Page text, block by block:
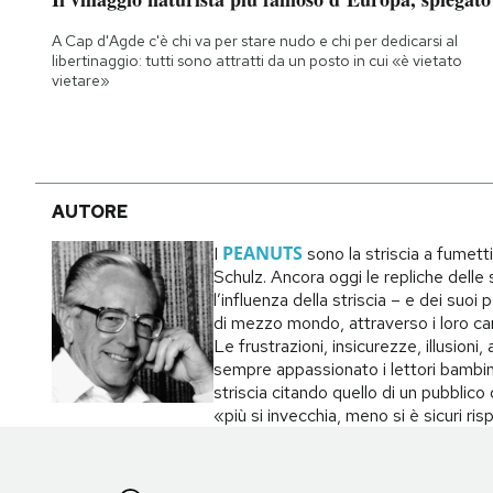
Notifiche mobile
Regala il Post
Hai bisogno di aiuto?
A Cap d'Agde c'è chi va per stare nudo e chi per dedicarsi al
libertinaggio: tutti sono attratti da un posto in cui «è vietato
vietare»
AUTORE
I PEANUTSsono la striscia a
Schulz. Ancora oggi le repliche
l’influenza della striscia – e dei
di mezzo mondo, attraverso i loro
Le frustrazioni, insicurezze,
sempre appassionato i lettori
striscia citando quello di un
«più si invecchia, meno si è sicuri